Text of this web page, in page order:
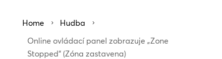
Home 5 Hudba 5
Online ovládací panel zobrazuje „Zone
Stopped“ (Zóna zastavena)